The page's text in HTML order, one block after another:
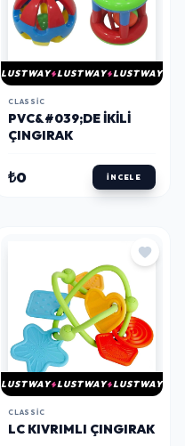
LUSTWAY LUSTWAY LUSTWAY
CLASSIC
PVC&#039;DE İKILI
ÇINGIRAK
₺0 İNCELE
LUSTWAY LUSTWAY LUSTWAY
CLASSIC
LC KIVRIMLI ÇINGIRAK